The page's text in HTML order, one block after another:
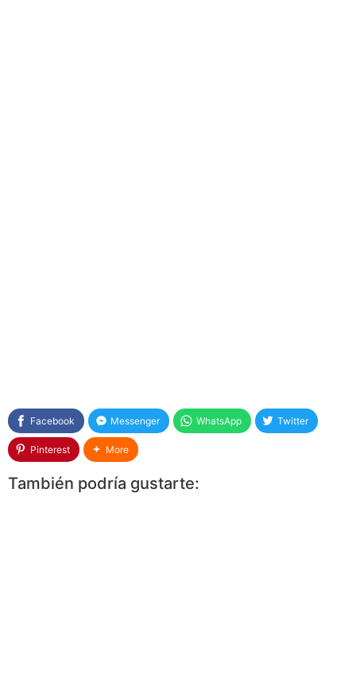
Facebook Messenger WhatsApp Twitter
Pinterest More
También podría gustarte: